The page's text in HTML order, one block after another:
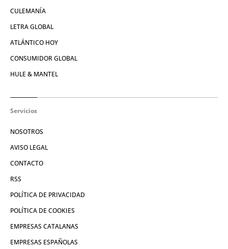
CULEMANÍA
LETRA GLOBAL
ATLÁNTICO HOY
CONSUMIDOR GLOBAL
HULE & MANTEL
Servicios
NOSOTROS
AVISO LEGAL
CONTACTO
RSS
POLÍTICA DE PRIVACIDAD
POLÍTICA DE COOKIES
EMPRESAS CATALANAS
EMPRESAS ESPAÑOLAS